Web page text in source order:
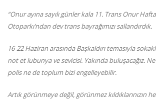
“Onur ayına sayılı günler kala 11. Trans Onur
Otoparkı’ndan dev trans bayrağımızı sallandırdık.
16-22 Haziran arasında Başkaldırı temasıyla
not et lubunya ve sevicisi. Yakında buluşacağız.
polis ne de toplum bizi engelleyebilir.
Artık görünmeye değil, görünmez kıldıklarınızın